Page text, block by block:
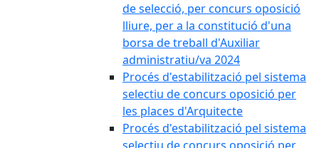
de selecció, per concurs oposició
lliure, per a la constitució d'una
borsa de treball d'Auxiliar
administratiu/va 2024
Procés d'estabilització pel sistema
selectiu de concurs oposició per
les places d'Arquitecte
Procés d'estabilització pel sistema